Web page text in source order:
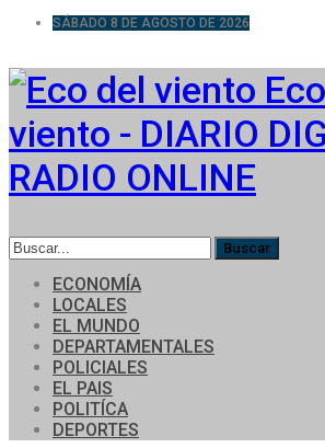
SÁBADO 8 DE AGOSTO DE 2026
viento - DIARIO
RADIO ONLINE
ECONOMÍA
LOCALES
EL MUNDO
DEPARTAMENTALES
POLICIALES
EL PAIS
POLITÍCA
DEPORTES